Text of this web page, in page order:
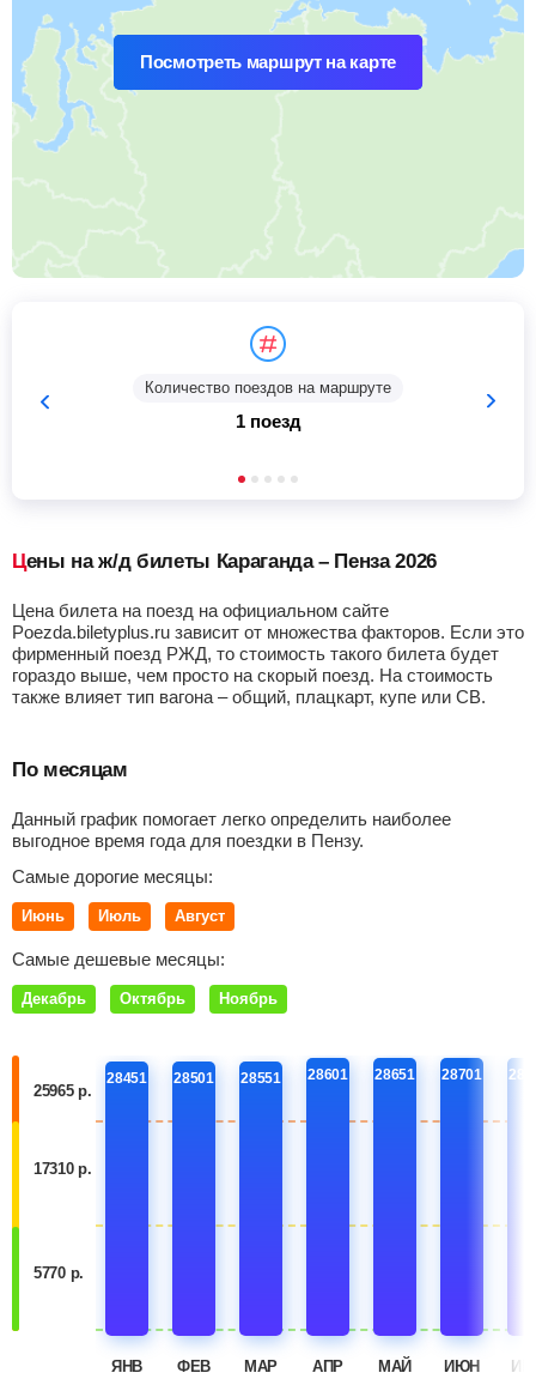
Посмотреть маршрут на карте
Количество поездов на маршруте
1 поезд
Цены на ж/д билеты Караганда – Пенза 2026
Цена билета на поезд на официальном сайте
Poezda.biletyplus.ru зависит от множества факторов. Если это
фирменный поезд РЖД, то стоимость такого билета будет
гораздо выше, чем просто на скорый поезд. На стоимость
также влияет тип вагона – общий, плацкарт, купе или СВ.
По месяцам
Данный график помогает легко определить наиболее
выгодное время года для поездки в Пензу.
Самые дорогие месяцы:
Июнь Июль Август
Самые дешевые месяцы:
Декабрь Октябрь Ноябрь
25965 р.
17310 р.
5770 р.
28451
ЯНВ
28501
ФЕВ
28551
МАР
28601
АПР
28651
МАЙ
28701
ИЮН